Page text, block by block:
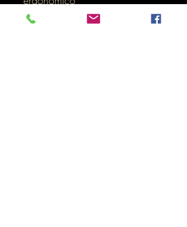
Pad formado em 3D, removível
e lavável